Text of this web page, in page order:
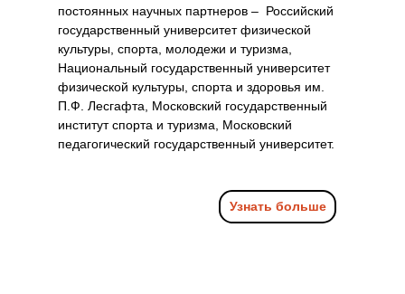
постоянных научных партнеров – Российский
государственный университет физической
культуры, спорта, молодежи и туризма,
Национальный государственный университет
физической культуры, спорта и здоровья им.
П.Ф. Лесгафта, Московский государственный
институт спорта и туризма, Московский
педагогический государственный университет.
Узнать больше